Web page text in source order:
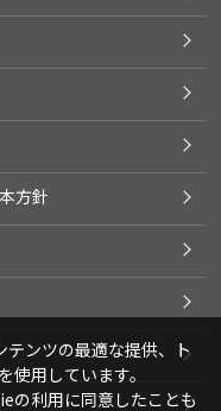
方針
ンツの最適な提供、ト
用しています。
の利用に同意したことも